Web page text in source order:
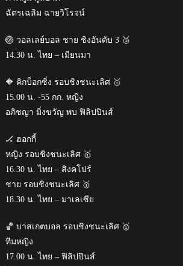
ฉัตรเฉลิม ฉายวิโรจน์
🏐 วอลเลย์บอล ชาย ชิงอันดับ 3 🥉
14.30 น. ไทย – เมียนมา
🔶 คิกบ็อกซิ่ง รอบชิงชนะเลิศ 🥇
15.00 น. -55 กก. หญิง
อภิชญา มิ่งขวัญ พบ ฟิลิปปินส์
🏒 ฮอกกี้
หญิง รอบชิงชนะเลิศ 🥇
16.30 น. ไทย – สิงคโปร์
ชาย รอบชิงชนะเลิศ 🥇
18.30 น. ไทย – มาเลเซีย
🏀 บาสเกตบอล รอบชิงชนะเลิศ 🥇
ทีมหญิง
17.00 น. ไทย – ฟิลิปปินส์